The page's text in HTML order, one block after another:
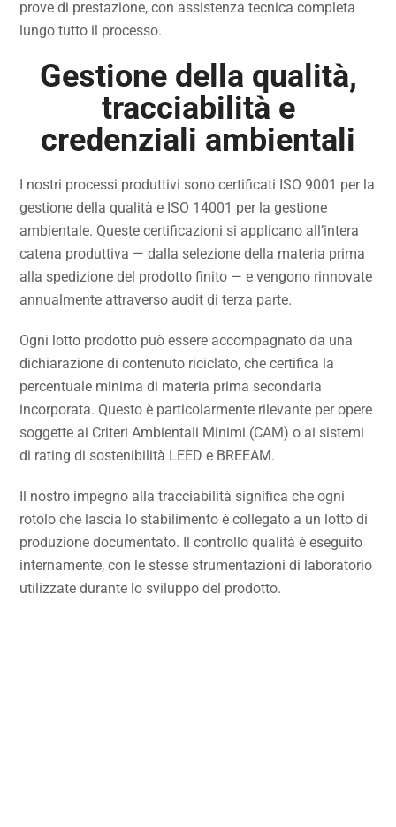
prove di prestazione, con assistenza tecnica completa
lungo tutto il processo.
Gestione della qualità,
tracciabilità e
credenziali ambientali
I nostri processi produttivi sono certificati ISO 9001 per la
gestione della qualità e ISO 14001 per la gestione
ambientale. Queste certificazioni si applicano all’intera
catena produttiva — dalla selezione della materia prima
alla spedizione del prodotto finito — e vengono rinnovate
annualmente attraverso audit di terza parte.
Ogni lotto prodotto può essere accompagnato da una
dichiarazione di contenuto riciclato, che certifica la
percentuale minima di materia prima secondaria
incorporata. Questo è particolarmente rilevante per opere
soggette ai Criteri Ambientali Minimi (CAM) o ai sistemi
di rating di sostenibilità LEED e BREEAM.
Il nostro impegno alla tracciabilità significa che ogni
rotolo che lascia lo stabilimento è collegato a un lotto di
produzione documentato. Il controllo qualità è eseguito
internamente, con le stesse strumentazioni di laboratorio
utilizzate durante lo sviluppo del prodotto.